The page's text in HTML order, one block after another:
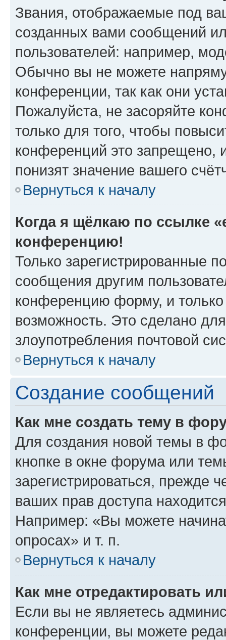
Звания, отображаемые под
созданных вами сообщений
пользователей: например,
Обычно вы не можете
конференции, так как они
Пожалуйста, не засоряйте
только для того, чтобы
конференций это запрещено,
понизят значение вашего
Вернуться к началу
Когда я щёлкаю по ссылке
конференцию!
Только зарегистрированные
сообщения другим
конференцию форму, и
возможность. Это сделано
злоупотребления почтовой
Вернуться к началу
Создание сообщений
Как мне создать тему в
Для создания новой темы в
кнопке в окне форума или
зарегистрироваться, прежде
ваших прав доступа
Например: «Вы можете
опросах» и т. п.
Вернуться к началу
Как мне отредактировать
Если вы не являетесь
конференции, вы можете